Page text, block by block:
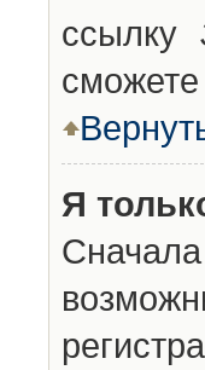
ссылку
Я